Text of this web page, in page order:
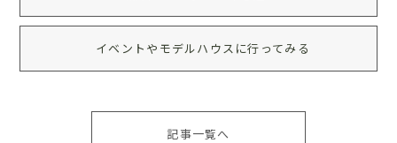
イベントやモデルハウスに行ってみる
記事一覧へ